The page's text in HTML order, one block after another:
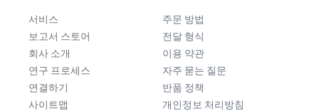
서비스
보고서 스토어
회사 소개
연구 프로세스
연결하기
사이트맵
주문 방법
전달 형식
이용 약관
자주 묻는 질문
반품 정책
개인정보 처리방침